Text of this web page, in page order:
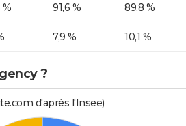
% 91,6 % 89,8 %
7,9 % 10,1 %
?
d'après l'Insee)